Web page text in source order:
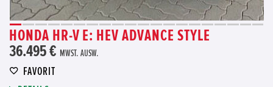
HONDA HR-V E: HEV ADVANCE STYLE
36.495 € MWST. AUSW.
FAVORIT